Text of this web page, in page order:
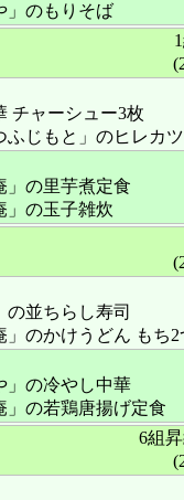
」のもりそば
チャーシュー3枚
ふじもと」のヒレカ
」の里芋煮定食
」の玉子雑炊
並ちらし寿司
」のかけうどん もち2
」の冷やし中華
」の若鶏唐揚げ定食
6組